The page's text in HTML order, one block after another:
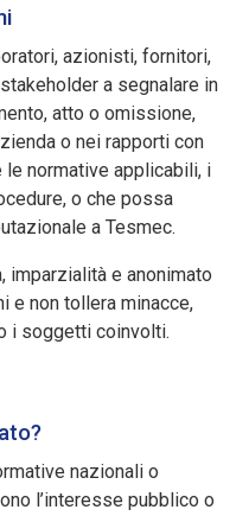
azionisti, fornitori,
a segnalare in
atto o omissione,
o nei rapporti con
le normative applicabili, i
o che possa
a Tesmec.
imparzialità e anonimato
e non tollera minacce,
i soggetti coinvolti.
nazionali o
l’interesse pubblico o